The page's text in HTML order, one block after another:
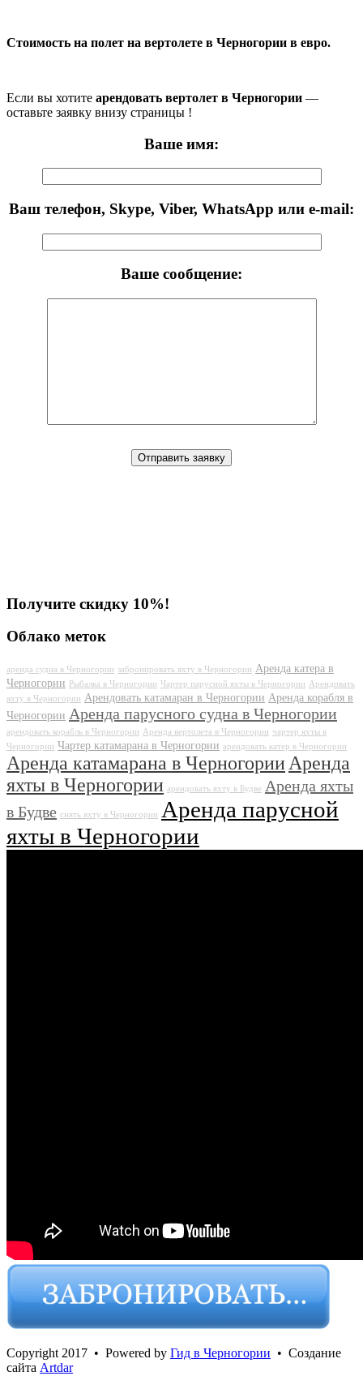
Стоимость на полет на вертолете в Черногории в евро.
Если вы хотите арендовать вертолет в Черногории —
оставьте заявку внизу страницы !
Ваше имя:
Ваш телефон, Skype, Viber, WhatsApp или e-mail:
Ваше сообщение:
Получите скидку 10%!
Облако меток
аренда судна в Черногории забронировать яхту в Черногории Аренда катера в
Черногории
Рыбалка в Черногории Чартер парусной яхты в Черногории Арендовать
яхту в Черногории Арендовать катамаран в Черногории Аренда корабля в
Черногории Аренда парусного судна в Черногории
арендовать корабль в Черногории Аренда вертолета в Черногории чартер яхты в
Черногории Чартер катамарана в Черногории арендовать катер в Черногории
Аренда катамарана в Черногории Аренда
яхты в Черногории арендовать яхту в Будве
Аренда яхты
в Будве снять яхту в Черногории
Аренда парусной
яхты в Черногории
Сopyright 2017 • Powered by Гид в Черногории • Создание
сайта Artdar